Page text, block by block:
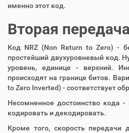
именно этот код.
Вторая
Код NRZ (Non Return to Zero) -
простейший двухуровневый код.
уровень, единице - верхний.
происходят на границе битов.
to Zero Inverted) - соответствует
Несомненное достоинство кода -
кодировать и декодировать.
Кроме того, скорость передачи